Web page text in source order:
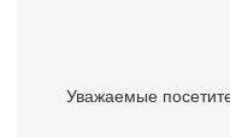
Уважаемые